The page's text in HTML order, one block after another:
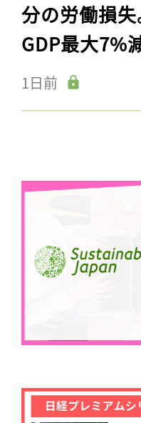
分の労働損
GDP最大7%
1日前